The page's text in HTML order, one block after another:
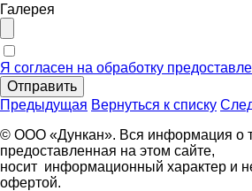
Галерея
Я согласен на обработку
Отправить
Предыдущая Вернуться к списку
© ООО «Дункан». Вся информация о
предоставленная на этом сайте,
носит информационный характер и
офертой.